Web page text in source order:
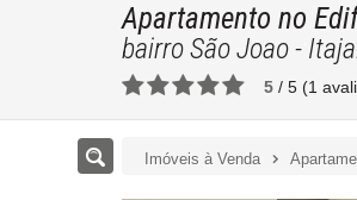
Apartamento no
bairro São Joao -
5 / 5 (1
Imóveis à Venda